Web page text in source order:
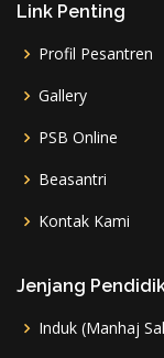
Link Penting
Profil Pesantren
Gallery
PSB Online
Beasantri
Kontak Kami
Jenjang
Induk (Manhaj